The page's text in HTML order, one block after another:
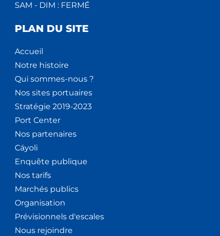
SAM - DIM : FERMÉ
PLAN DU SITE
Accueil
Notre histoire
Qui sommes-nous ?
Nos sites portuaires
Stratégie 2019-2023
Port Center
Nos partenaires
Cáyoli
Enquête publique
Nos tarifs
Marchés publics
Organisation
Prévisionnels d'escales
Nous rejoindre